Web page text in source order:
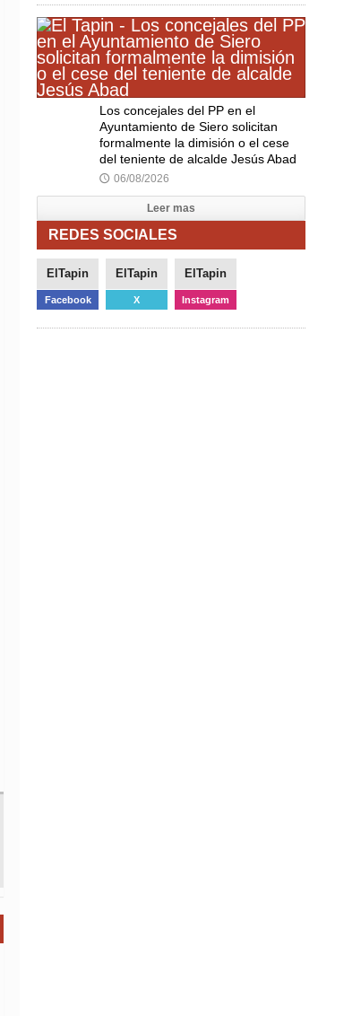
Los concejales del PP en el
Ayuntamiento de Siero solicitan
formalmente la dimisión o el cese
del teniente de alcalde Jesús Abad
🕔 06/08/2026
Leer mas
REDES SOCIALES
ElTapin
Facebook
ElTapin
X
ElTapin
Instagram